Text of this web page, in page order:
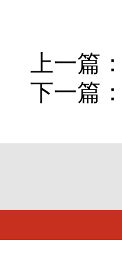
上一篇：
下一篇：